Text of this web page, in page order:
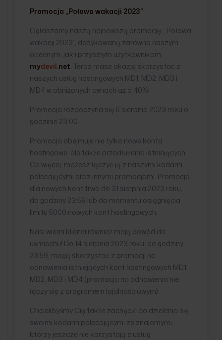
Promocja „Połowa wakacji 2023”
Ogłaszamy naszą najnowszą promocję: „Połowa
wakacji 2023”, dedykowaną zarówno naszym
obecnym, jak i przyszłym użytkownikom
mydevil .net . Teraz masz okazję skorzystać z
naszych usług hostingowych MD1, MD2, MD3 i
MD4 w obniżonych cenach aż o 40%!
Promocja rozpoczyna się 6 sierpnia 2023 roku o
godzinie 23:00.
Promocja obejmuje nie tylko nowe konta
hostingowe, ale także przedłużenia istniejących.
Co więcej, możesz łączyć ją z naszymi kodami
polecającymi oraz innymi promocjami. Promocja
dla nowych kont trwa do 31 sierpnia 2023 roku,
do godziny 23:59 lub do momentu osiągnięcia
limitu 5000 nowych kont hostingowych.
Nasi wierni klienci również mają powód do
uśmiechu! Do 14 sierpnia 2023 roku, do godziny
23:59, mogą skorzystać z promocji na
odnowienia istniejących kont hostingowych MD1,
MD2, MD3 i MD4 (promocja na odnowienia nie
łączy się z programem lojalnościowym).
Chcielibyśmy Cię także zachęcić do dzielenia się
swoimi kodami polecającymi ze znajomymi,
którzy jeszcze nie korzystają z usług